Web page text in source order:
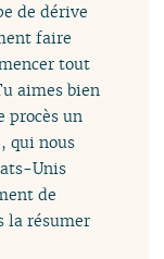
de dérive
faire
tout
aimes bien
procès un
qui nous
Unis
de
la résumer